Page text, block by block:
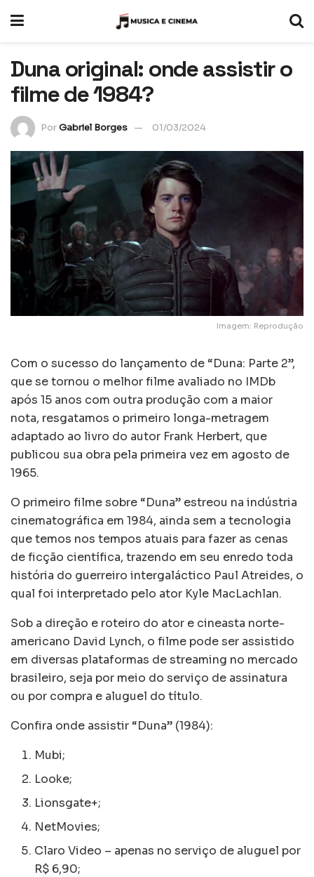
Duna original: onde assistir o
filme de 1984?
PorGabriel Borges 01/03/2024
Imagem: Reprodução
Com o sucesso do lançamento de “Duna: Parte 2”,
que se tornou o melhor filme avaliado no IMDb
após 15 anos com outra produção com a maior
nota, resgatamos o primeiro longa-metragem
adaptado ao livro do autor Frank Herbert, que
publicou sua obra pela primeira vez em agosto de
1965.
O primeiro filme sobre “Duna” estreou na indústria
cinematográfica em 1984, ainda sem a tecnologia
que temos nos tempos atuais para fazer as cenas
de ficção científica, trazendo em seu enredo toda
história do guerreiro intergaláctico Paul Atreides, o
qual foi interpretado pelo ator Kyle MacLachlan.
Sob a direção e roteiro do ator e cineasta norte-
americano David Lynch, o filme pode ser assistido
em diversas plataformas de streaming no mercado
brasileiro, seja por meio do serviço de assinatura
ou por compra e aluguel do título.
Confira onde assistir “Duna” (1984):
Mubi;
Looke;
Lionsgate+;
NetMovies;
Claro Video – apenas no serviço de aluguel por
R$ 6,90;